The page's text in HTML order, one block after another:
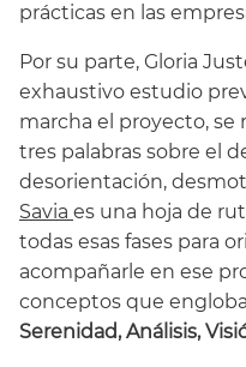
prácticas en las
Por su parte, Gloria
exhaustivo estudio
marcha el proyecto,
tres palabras sobre el
desorientación,
Savia es una hoja de
todas esas fases para
acompañarle en ese
conceptos que
Serenidad, Análisis,